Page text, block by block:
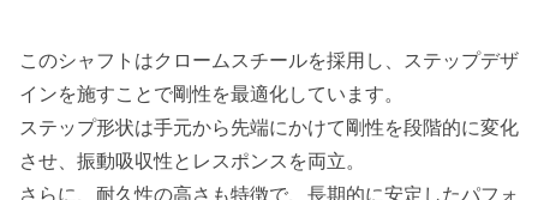
このシャフトはクロームスチールを採用し、ステップデザ
インを施すことで剛性を最適化しています。
ステップ形状は手元から先端にかけて剛性を段階的に変化
させ、振動吸収性とレスポンスを両立。
さらに、耐久性の高さも特徴で、長期的に安定したパフォ